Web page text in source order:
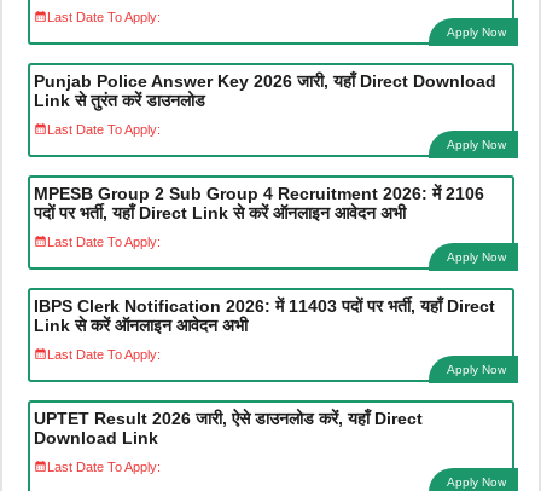
Last Date To Apply:
Apply Now
Punjab Police Answer Key 2026 जारी, यहाँ Direct Download
Link से तुरंत करें डाउनलोड
Last Date To Apply:
Apply Now
MPESB Group 2 Sub Group 4 Recruitment 2026: में 2106
पदों पर भर्ती, यहाँ Direct Link से करें ऑनलाइन आवेदन अभी
Last Date To Apply:
Apply Now
IBPS Clerk Notification 2026: में 11403 पदों पर भर्ती, यहाँ Direct
Link से करें ऑनलाइन आवेदन अभी
Last Date To Apply:
Apply Now
UPTET Result 2026 जारी, ऐसे डाउनलोड करें, यहाँ Direct
Download Link
Last Date To Apply:
Apply Now